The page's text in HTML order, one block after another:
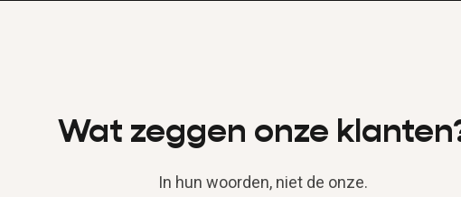
Wat zeggen onze
In hun woorden, niet de onze.